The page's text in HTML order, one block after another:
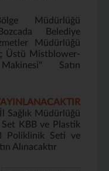
Müdürlüğü
Belediye
Müdürlüğü
Üstü Mistblower-
Satın
Sağlık Müdürlüğü
Set KBB ve Plastik
Poliklinik Seti ve
Alınacaktır